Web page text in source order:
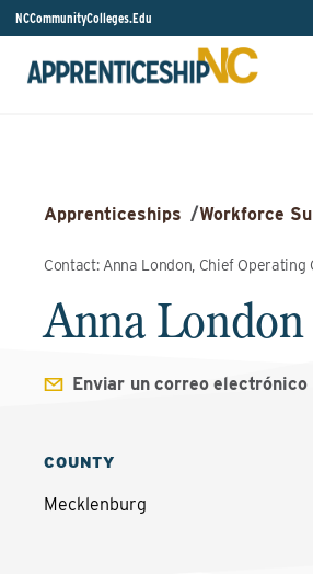
NCCommunityColleges.Edu
Apprenticeships /Workforce
Contact: Anna London, Chief Operating
Anna London
Enviar un correo electrónico
COUNTY
Mecklenburg